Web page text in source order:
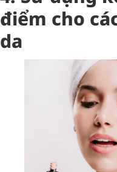
điểm cho
da